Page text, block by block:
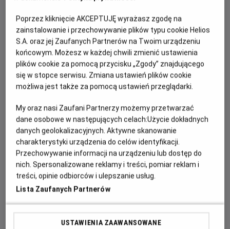
PREMIERA
26 listopada 2021
REŻYSERIA
Байрон Говард, Чаріс
Кастро Сміт, Джаред Буш
SCENARIUSZ
Чаріс Кастро Сміт, Джаред
Буш
OPIS FILMU
Нова анімація «Енканто: Світ магії» від Walt Disney
Animation Studios розповідає історію про незвичайну
родину Мадриґаль. Вони живуть у чарівному будиночку,
захованому в горах Колумбії, у жвавому містечку під
назвою Енканто. Магія Енканто благословила кожну
дитину в родині унікальним подарунком: від суперсили до
дару зцілення. Кожну дитину…окрім Мірабель. Однак, коли
дівчина з’ясовує, що магії Енканто загрожує небезпека,
Мірабель вирішує, що саме вона, єдина звичайна дитина
родини Мадриґаль, має стати останньою надією на
порятунок містечка.
Poprzez kliknięcie AKCEPTUJĘ wyrażasz zgodę na
zainstalowanie i przechowywanie plików typu cookie Helios
S.A. oraz jej Zaufanych Partnerów na Twoim urządzeniu
końcowym. Możesz w każdej chwili zmienić ustawienia
plików cookie za pomocą przycisku „Zgody” znajdującego
się w stopce serwisu. Zmiana ustawień plików cookie
możliwa jest także za pomocą ustawień przeglądarki.
My oraz nasi Zaufani Partnerzy możemy przetwarzać
dane osobowe w następujących celach:Użycie dokładnych
danych geolokalizacyjnych. Aktywne skanowanie
charakterystyki urządzenia do celów identyfikacji.
Przechowywanie informacji na urządzeniu lub dostęp do
nich. Spersonalizowane reklamy i treści, pomiar reklam i
treści, opinie odbiorców i ulepszanie usług.
Lista Zaufanych Partnerów
USTAWIENIA ZAAWANSOWANE